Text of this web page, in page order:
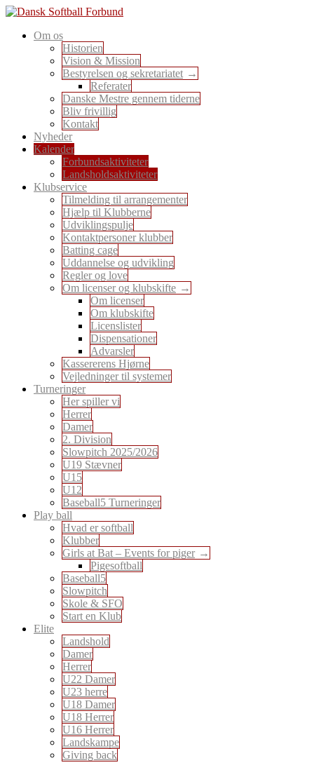
Skip
content
Dansk Softball Forbund
En sport for alle
Om os
Historien
Vision & Mission
Bestyrelsen og sekretariatet
Referater
Danske Mestre gennem tiderne
Bliv frivillig
Kontakt
Nyheder
Kalender
Forbundsaktiviteter
Landsholdsaktiviteter
Klubservice
Tilmelding til arrangementer
Hjælp til Klubberne
Udviklingspulje
Kontaktpersoner klubber
Batting cage
Uddannelse og udvikling
Regler og love
Om licenser og klubskifte
Om licenser
Om klubskifte
Licenslister
Dispensationer
Advarsler
Kassererens Hjørne
Vejledninger til systemer
Turneringer
Her spiller vi
Herrer
Damer
2. Division
Slowpitch 2025/2026
U19 Stævner
U15
U12
Baseball5 Turneringer
Play ball
Hvad er softball
Klubber
Girls at Bat – Events for piger
Pigesoftball
Baseball5
Slowpitch
Skole & SFO
Start en Klub
Elite
Landshold
Damer
Herrer
U22 Damer
U23 herre
U18 Damer
U18 Herrer
U16 Herrer
Landskampe
Giving back